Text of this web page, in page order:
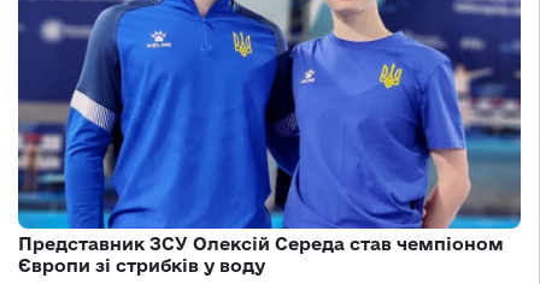
Представник ЗСУ Олексій Середа став чемпіоном
Європи зі стрибків у воду